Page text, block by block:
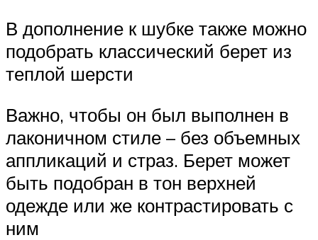
В дополнение к шубке также можно
подобрать классический берет из
теплой шерсти
Важно, чтобы он был выполнен в
лаконичном стиле – без объемных
аппликаций и страз. Берет может
быть подобран в тон верхней
одежде или же контрастировать с
ним